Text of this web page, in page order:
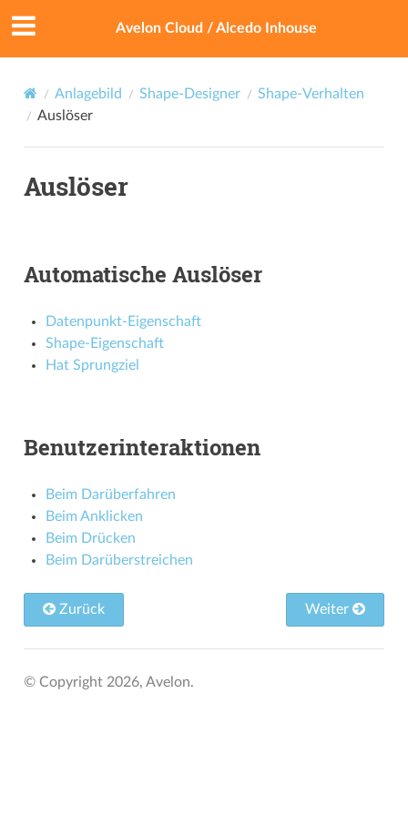
Avelon Cloud / Alcedo Inhouse
Anlagebild Shape-Designer
Shape-Verhalten
Auslöser
Auslöser
Automatische Auslöser
Datenpunkt-Eigenschaft
Shape-Eigenschaft
Hat Sprungziel
Benutzerinteraktionen
Beim Darüberfahren
Beim Anklicken
Beim Drücken
Beim Darüberstreichen
Zurück Weiter
© Copyright 2026, Avelon.